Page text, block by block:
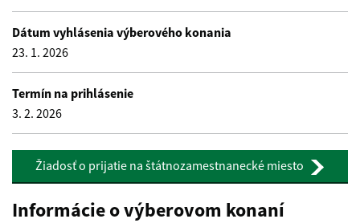
Dátum vyhlásenia výberového konania
23. 1. 2026
Termín na prihlásenie
3. 2. 2026
Žiadosť o prijatie na štátnozamestnanecké miesto
Informácie o výberovom konaní